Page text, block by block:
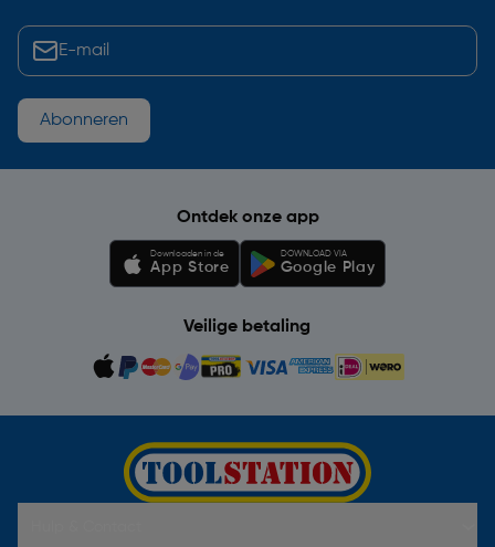
Abonneren
Ontdek onze app
Downloaden in de
App Store
DOWNLOAD VIA
Google Play
Veilige betaling